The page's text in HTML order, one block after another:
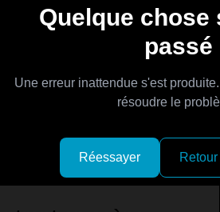
Quelque chose
passé
Une erreur inattendue s'est
résoudre le
Réessayer